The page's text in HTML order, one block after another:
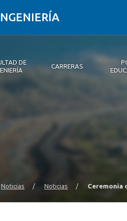
DE
CARRERAS
Noticias / Noticias / Ceremonia